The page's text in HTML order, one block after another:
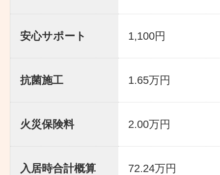
安心サポート 1,100円
抗菌施工 1.65万円
火災保険料 2.00万円
入居時合計概算 72.24万円